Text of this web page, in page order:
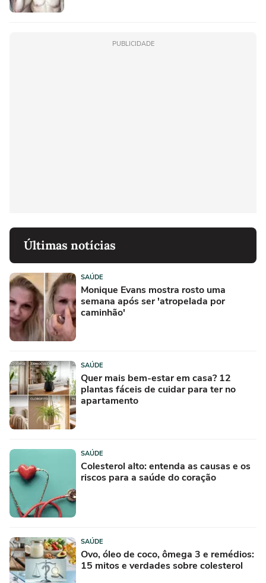
PUBLICIDADE
Últimas notícias
SAÚDE
Monique Evans mostra rosto uma
semana após ser 'atropelada por
caminhão'
SAÚDE
Quer mais bem-estar em casa? 12
plantas fáceis de cuidar para ter no
apartamento
SAÚDE
Colesterol alto: entenda as causas e os
riscos para a saúde do coração
SAÚDE
Ovo, óleo de coco, ômega 3 e remédios:
15 mitos e verdades sobre colesterol